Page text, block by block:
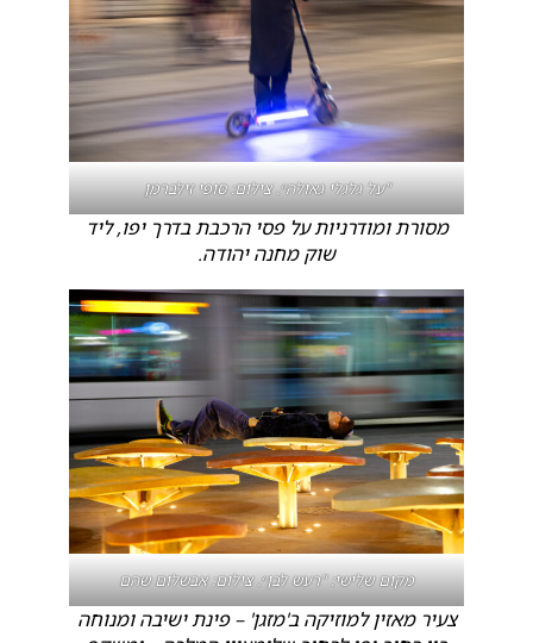
"על גלגלי גאולה״. צילום: סופי זילברמן
מסורת ומודרניות על פסי הרכבת בדרך יפו, ליד
שוק מחנה יהודה.
מקום שלישי: "רעש לבן״. צילום: אבשלום שהם
צעיר מאזין למוזיקה ב'מזגן' – פינת ישיבה ומנוחה